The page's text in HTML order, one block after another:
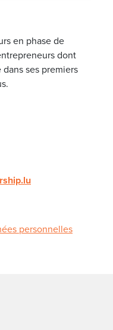
en phase de
dont
ses premiers
personnelles